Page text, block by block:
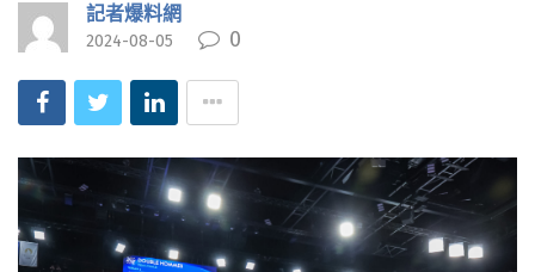
記者爆料網
2024-08-05 0